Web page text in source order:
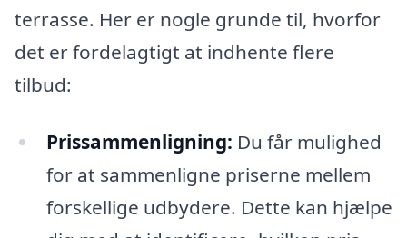
terrasse. Her er nogle grunde til, hvorfor
det er fordelagtigt at indhente flere
tilbud:
Prissammenligning: Du får mulighed
for at sammenligne priserne mellem
forskellige udbydere. Dette kan hjælpe